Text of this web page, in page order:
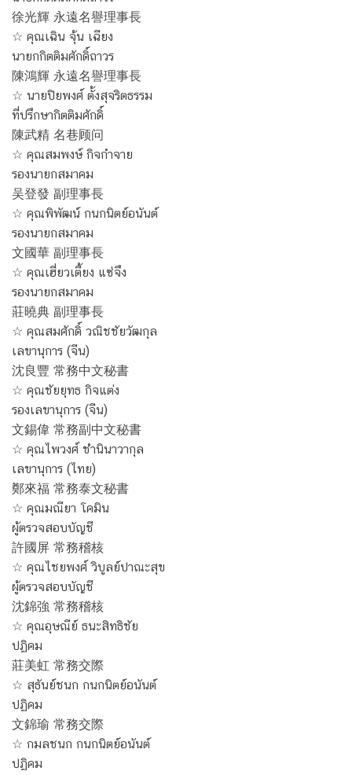
徐光輝 永遠名譽理事長
☆ คุณเฉิน จุ้น เฉียง
นายกกิตติมศักดิ์ถาวร
陳鴻輝 永遠名譽理事長
☆ นายปิยพงศ์ ตั้งสุจริตธรรม
ที่ปรึกษากิตติมศักดิ์
陳武精 名巷顾问
☆ คุณสมพงษ์ กิจกำจาย
รองนายกสมาคม
吴登發 副理事長
☆ คุณพิพัฒน์ กนกนิตย์อนันต์
รองนายกสมาคม
文國華 副理事長
☆ คุณเฮี่ยวเตี้ยง แซ่จึง
รองนายกสมาคม
莊曉典 副理事長
☆ คุณสมศักดิ์ วณิชชัยวัฒกุล
เลขานุการ (จีน)
沈良豐 常務中文秘書
☆ คุณชัยยุทธ กิจแต่ง
รองเลขานุการ (จีน)
文錫偉 常務副中文秘書
☆ คุณไพวงศ์ ชำนินาวากุล
เลขานุการ (ไทย)
鄭來福 常務泰文秘書
☆ คุณมณียา โคมิน
ผู้ตรวจสอบบัญชี
許國屏 常務稽核
☆ คุณไชยพงศ์ วิบูลย์ปาณะสุข
ผู้ตรวจสอบบัญชี
沈錦強 常務稽核
☆ คุณอุษณีย์ ธนะสิทธิชัย
ปฏิคม
莊美虹 常務交際
☆ สุธันย์ชนก กนกนิตย์อนันต์
ปฏิคม
文錦瑜 常務交際
☆ กมลชนก กนกนิตย์อนันต์
ปฏิคม